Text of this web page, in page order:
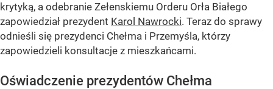
krytyką, a odebranie Zełenskiemu Orderu Orła Białego
zapowiedział prezydent Karol Nawrocki. Teraz do sprawy
odnieśli się prezydenci Chełma i Przemyśla, którzy
zapowiedzieli konsultacje z mieszkańcami.
Oświadczenie prezydentów Chełma